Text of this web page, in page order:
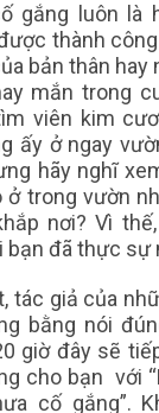
gắng luôn là
thành
bản thân hay
mắn trong
viên kim
ấy ở ngay
hãy nghĩ
trong vườn
nơi? Vì
bạn đã thực sự
tác giả của
bằng nói
giờ đây sẽ
cho bạn với
cố gắng”.